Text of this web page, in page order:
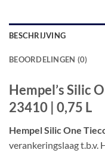
BESCHRIJVING
BEOORDELINGEN (0)
Hempel’s Silic
23410 | 0,75 L
Hempel Silic One
verankeringslaag t.b.v.